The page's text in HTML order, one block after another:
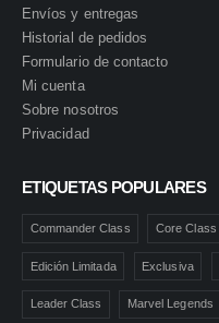
Envíos y entregas
Historial de pedidos
Formulario de contacto
Mi cuenta
Sobre nosotros
Privacidad
ETIQUETAS POPULARES
Commander Class Core Class
Edición Limitada Exclusiva
Leader Class Marvel Legends